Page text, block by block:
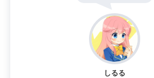
しるる